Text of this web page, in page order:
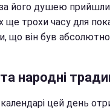
його душею прийшли
ще трохи часу для
що він був
народні
цей день